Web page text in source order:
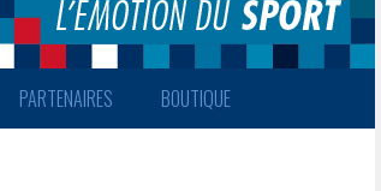
PARTENAIRES BOUTIQUE